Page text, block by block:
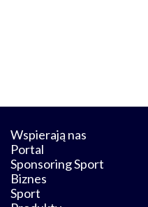
Wspierają nas
Portal
Sponsoring Sport
Biznes
Sport